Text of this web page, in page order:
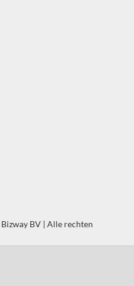
Bizway BV | Alle rechten